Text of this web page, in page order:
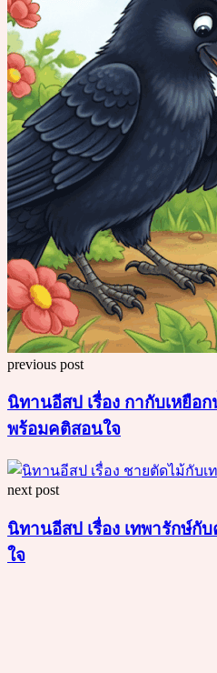
previous post
นิทานอีสป เรื่อง กากับเหยื
พร้อมคติสอนใจ
next post
นิทานอีสป เรื่อง เทพารักษ์
ใจ